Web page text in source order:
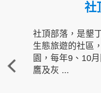
社
社頂部落，是墾
生態旅遊的社區
園，每年9、10
鷹及灰 ...